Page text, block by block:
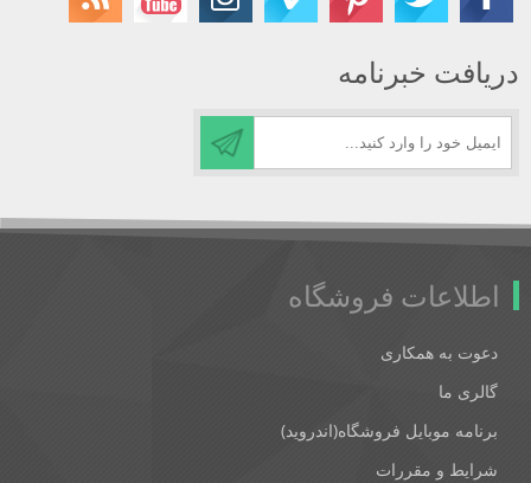
دریافت خبرنامه
اطلاعات فروشگاه
دعوت به همکاری
گالری ما
برنامه موبایل فروشگاه(اندروید)
شرایط و مقررات